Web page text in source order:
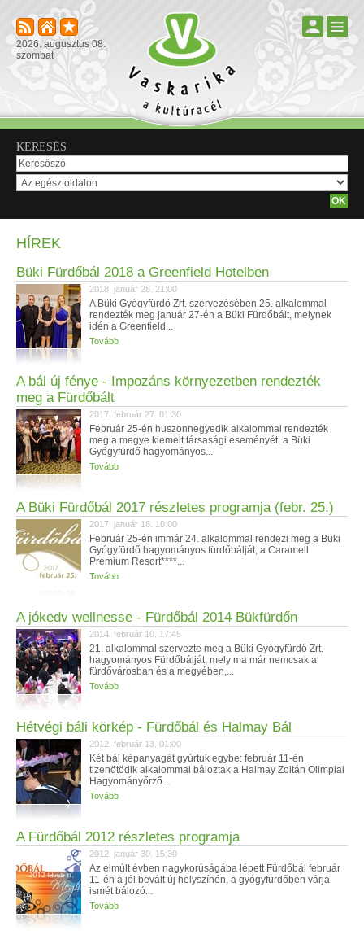
2026. augusztus 08.
szombat
KERESÉS
HÍREK
Büki Fürdőbál 2018 a Greenfield Hotelben
2018. január 28. 21:00
A Büki Gyógyfürdő Zrt. szervezésében 25. alkalommal
rendezték meg január 27-én a Büki Fürdőbált, melynek
idén a Greenfield...
Tovább
A bál új fénye - Impozáns környezetben rendezték
meg a Fürdőbált
2017. február 27. 01:30
Február 25-én huszonnegyedik alkalommal rendezték
meg a megye kiemelt társasági eseményét, a Büki
Gyógyfürdő hagyományos...
Tovább
A Büki Fürdőbál 2017 részletes programja (febr. 25.)
2017. január 18. 10:00
Február 25-én immár 24. alkalommal rendezi meg a Büki
Gyógyfürdő hagyományos fürdőbálját, a Caramell
Premium Resort****...
Tovább
A jókedv wellnesse - Fürdőbál 2014 Bükfürdőn
2014. február 10. 17:45
21. alkalommal szervezte meg a Büki Gyógyfürdő Zrt.
hagyományos Fürdőbálját, mely ma már nemcsak a
fürdővárosban és a megyében,...
Tovább
Hétvégi báli körkép - Fürdőbál és Halmay Bál
2012. február 13. 01:00
Két bál képanyagát gyúrtuk egybe: február 11-én
tizenötödik alkalommal báloztak a Halmay Zoltán Olimpiai
Hagyományőrző...
Tovább
A Fürdőbál 2012 részletes programja
2012. január 30. 15:30
Az elmúlt évben nagykorúságába lépett Fürdőbál február
11-én a jól bevált új helyszínén, a gyógyfürdőben várja
ismét bálozó...
Tovább